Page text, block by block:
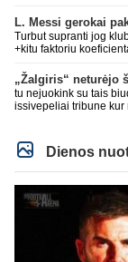
Turbut supranti jog
+kitu faktoriu
puikiausiai
milzinisko klubo vertes
on-point, jeigu jau
CR atveju - numusima.
„Žalgiris“ neturėjo
tu nejuokink su tais
issivepeliai tribune kur
kasperunas
besivaipanciu itamet
neatsibos sitas
Dienos